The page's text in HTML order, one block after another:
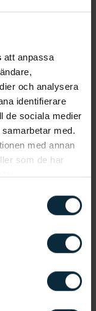
att anpassa
och analysera
identifierare
de sociala medier
med.
med annan
som de har
som drabbar
på tänderna
fläckarna kan
på dina
som barn
mycket
är
till att barn
så sätt kan